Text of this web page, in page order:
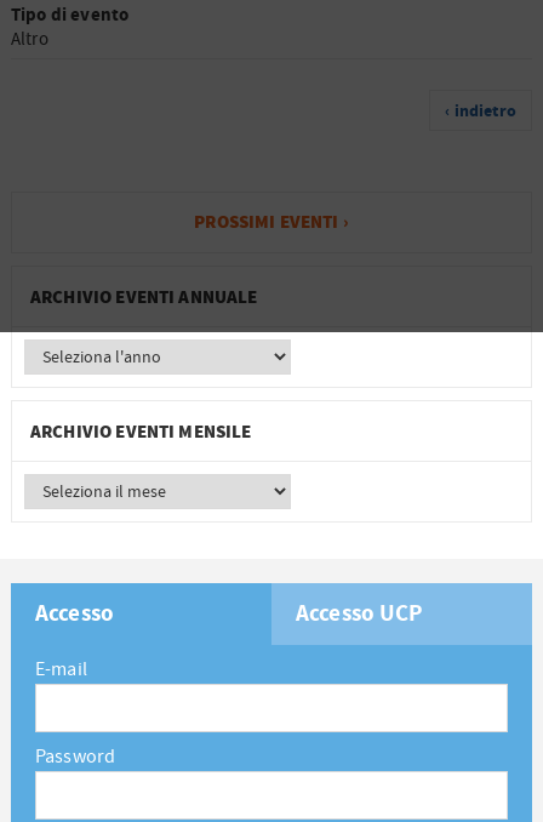
Tipo di evento
Altro
‹ indietro
PROSSIMI EVENTI ›
ARCHIVIO EVENTI ANNUALE
ARCHIVIO EVENTI MENSILE
Accesso Accesso UCP
E-mail
Password